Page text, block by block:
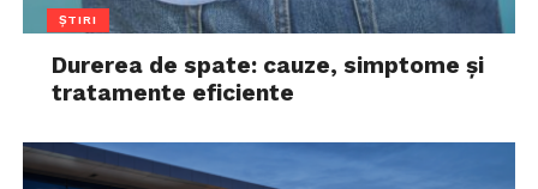
ȘTIRI
Durerea de spate: cauze, simptome și
tratamente eficiente